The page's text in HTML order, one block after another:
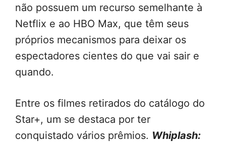
não possuem um recurso semelhante à
Netflix e ao HBO Max, que têm seus
próprios mecanismos para deixar os
espectadores cientes do que vai sair e
quando.
Entre os filmes retirados do catálogo do
Star+, um se destaca por ter
conquistado vários prêmios. Whiplash: